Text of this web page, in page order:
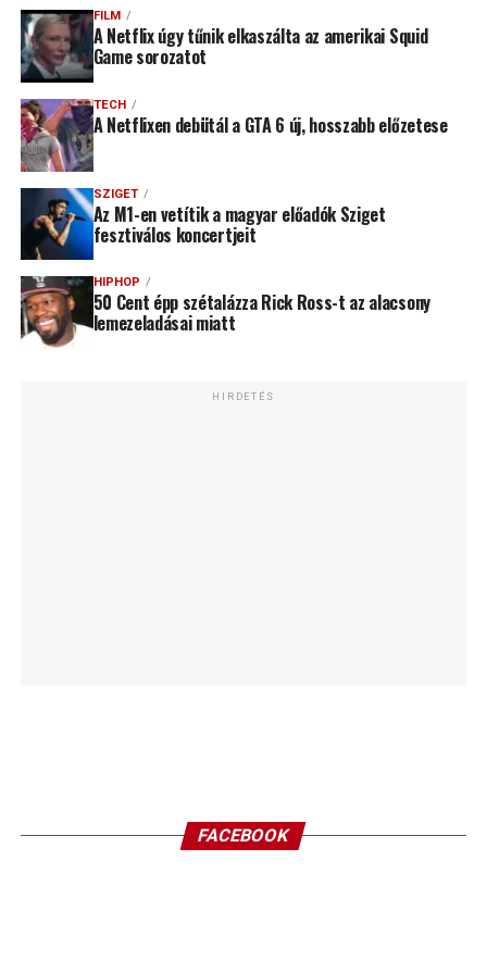
FILM
A Netflix úgy tűnik elkaszálta az amerikai Squid
Game sorozatot
TECH
A Netflixen debütál a GTA 6 új, hosszabb előzetese
SZIGET
Az M1-en vetítik a magyar előadók Sziget
fesztiválos koncertjeit
HIPHOP
50 Cent épp szétalázza Rick Ross-t az alacsony
lemezeladásai miatt
HIRDETÉS
FACEBOOK